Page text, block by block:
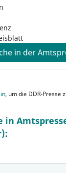
in der
, um die DDR-Presse
in